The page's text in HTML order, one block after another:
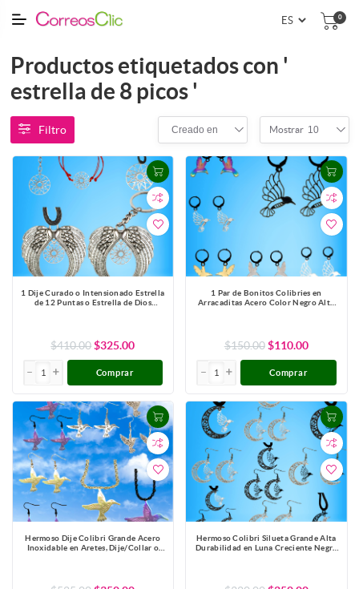
0
Productos etiquetados con '
estrella de 8 picos '
Filtro Creado en Mostrar 10
1 Dije Curado o Intensionado Estrella
de 12 Puntas o Estrella de Dios
Collar-X1-Lopi
$410.00 $325.00
Comprar
1 Par de Bonitos Colibries en
Arracaditas Acero Color Negro Alta
$150.00 $110.00
Comprar
Hermoso Dije Colibri Grande Acero
Inoxidable en Aretes, Dije/Collar o
Hermoso Colibri Silueta Grande Alta
Durabilidad en Luna Creciente Negra